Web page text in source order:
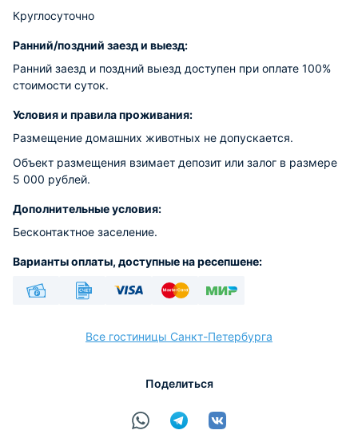
Круглосуточно
Ранний/поздний заезд и выезд:
Ранний заезд и поздний выезд доступен при оплате 100%
стоимости суток.
Условия и правила проживания:
Размещение домашних животных не допускается.
Объект размещения взимает депозит или залог в размере
5 000 рублей.
Дополнительные условия:
Бесконтактное заселение.
Варианты оплаты, доступные на ресепшене:
Все гостиницы Санкт-Петербурга
Поделиться